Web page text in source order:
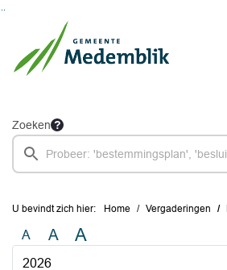
Zoeken
U bevindt zich hier: Home Vergaderingen
A A A
2026